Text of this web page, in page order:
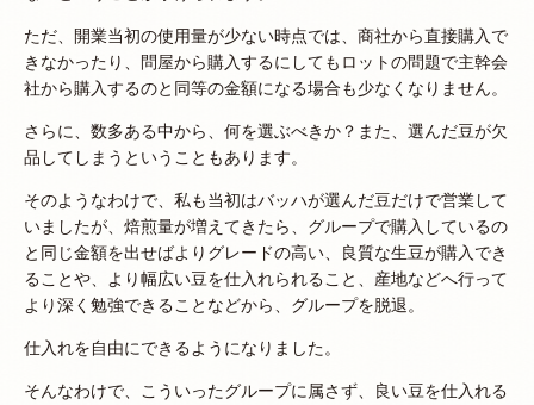
ただ、開業当初の使用量が少ない時点では、商社から直接購入で
きなかったり、問屋から購入するにしてもロットの問題で主幹会
社から購入するのと同等の金額になる場合も少なくなりません。
さらに、数多ある中から、何を選ぶべきか？また、選んだ豆が欠
品してしまうということもあります。
そのようなわけで、私も当初はバッハが選んだ豆だけで営業して
いましたが、焙煎量が増えてきたら、グループで購入しているの
と同じ金額を出せばよりグレードの高い、良質な生豆が購入でき
ることや、より幅広い豆を仕入れられること、産地などへ行って
より深く勉強できることなどから、グループを脱退。
仕入れを自由にできるようになりました。
そんなわけで、こういったグループに属さず、良い豆を仕入れる